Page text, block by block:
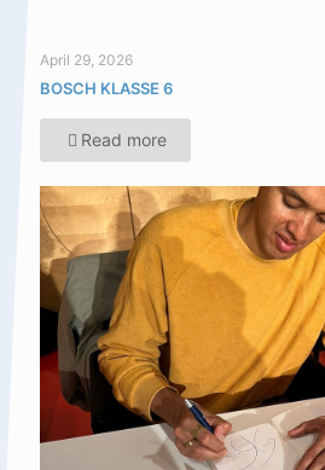
April 29, 2026
BOSCH KLASSE 6
Read more